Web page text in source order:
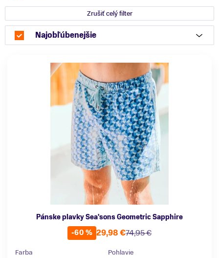
Zrušiť celý filter
Najobľúbenejšie
Pánske plavky Sea'sons Geometric Sapphire
-60 %
74,95 €
29,98 €
Farba
Pohlavie